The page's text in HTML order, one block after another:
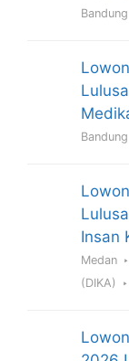
Bandung
Bandung
Insan
Medan
(DIKA)